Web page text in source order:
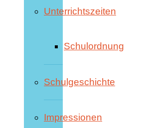
Unterrichtszeiten
Schulordnung
Schulgeschichte
Impressionen